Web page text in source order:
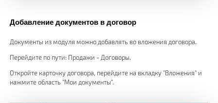
Добавление документов в договор
Документы из модуля можно добавлять во вложения договора.
Перейдите по пути: Продажи - Договоры.
Откройте карточку договора, перейдите на вкладку "Вложения" и
нажмите область "Мои документы".